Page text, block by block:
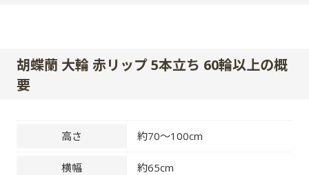
胡蝶蘭 大輪 赤リップ 5本立ち 60輪以上の概
要
高さ 約70～100cm
横幅 約65cm